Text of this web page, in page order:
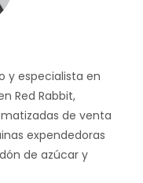
y especialista en
Red Rabbit,
de venta
expendedoras
de azúcar y